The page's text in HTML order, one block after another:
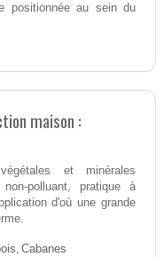
positionnée au sein du
maison :
et minérales
polluant, pratique à
d'où une grande
, Cabanes